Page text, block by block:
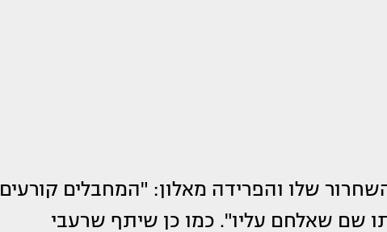
שלו והפרידה מאלון: "המחבלים קורעים
שם שאלחם עליו". כמו כן שיתף שרעבי